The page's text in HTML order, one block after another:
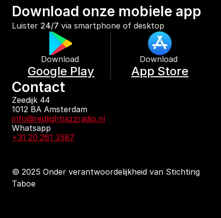
Download onze mobiele app
Luister 24/7 via smartphone of desktop
Download
Google Play
Download
App Store
Contact
Zeedijk 44
1012 BA Amsterdam
info@redlightjazzradio.nl
Whatsapp
+31 20 261 3587
© 2025 Onder verantwoordelijkheid van Stichting
Taboe